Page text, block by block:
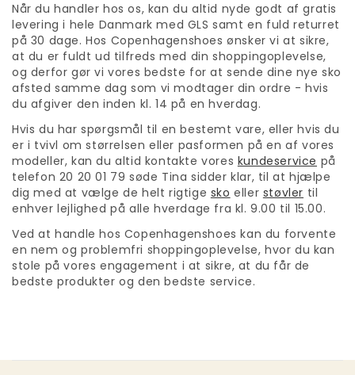
Når du handler hos os, kan du altid nyde godt af gratis
levering i hele Danmark med GLS samt en fuld returret
på 30 dage. Hos Copenhagenshoes ønsker vi at sikre,
at du er fuldt ud tilfreds med din shoppingoplevelse,
og derfor gør vi vores bedste for at sende dine nye sko
afsted samme dag som vi modtager din ordre - hvis
du afgiver den inden kl. 14 på en hverdag.
Hvis du har spørgsmål til en bestemt vare, eller hvis du
er i tvivl om størrelsen eller pasformen på en af vores
modeller, kan du altid kontakte vores kundeservice på
telefon 20 20 01 79 søde Tina sidder klar, til at hjælpe
dig med at vælge de helt rigtige sko eller støvler til
enhver lejlighed på alle hverdage fra kl. 9.00 til 15.00.
Ved at handle hos Copenhagenshoes kan du forvente
en nem og problemfri shoppingoplevelse, hvor du kan
stole på vores engagement i at sikre, at du får de
bedste produkter og den bedste service.